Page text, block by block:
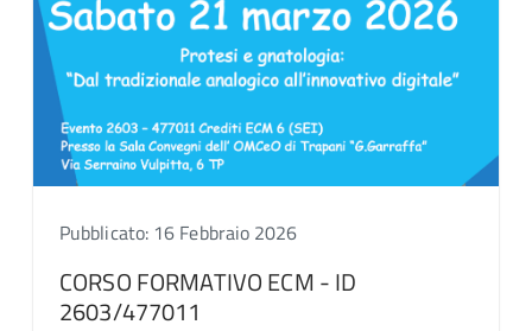
Pubblicato: 16 Febbraio 2026
CORSO FORMATIVO ECM - ID
2603/477011